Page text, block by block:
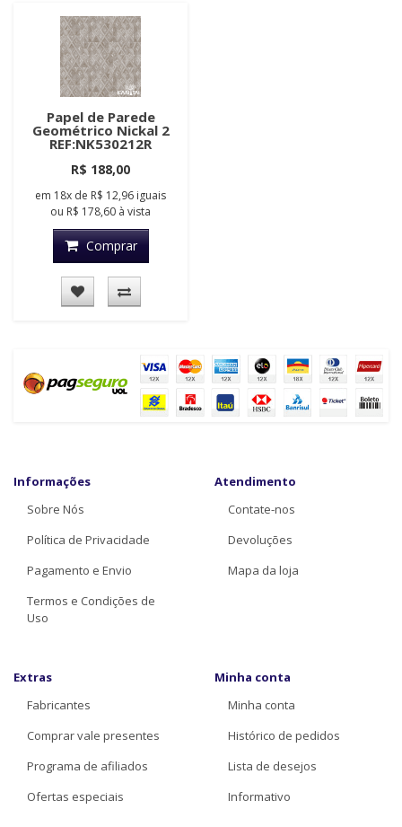
Papel de Parede
Geométrico Nickal 2
REF:NK530212R
R$ 188,00
em 18x de R$ 12,96 iguais
ou R$ 178,60 à vista
Comprar
Informações
Sobre Nós
Política de Privacidade
Pagamento e Envio
Termos e Condições de
Uso
Atendimento
Contate-nos
Devoluções
Mapa da loja
Extras
Fabricantes
Comprar vale presentes
Programa de afiliados
Ofertas especiais
Minha conta
Minha conta
Histórico de pedidos
Lista de desejos
Informativo